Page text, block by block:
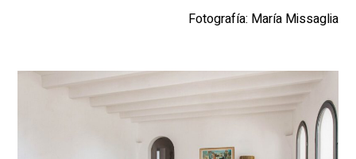
Fotografía: María Missaglia